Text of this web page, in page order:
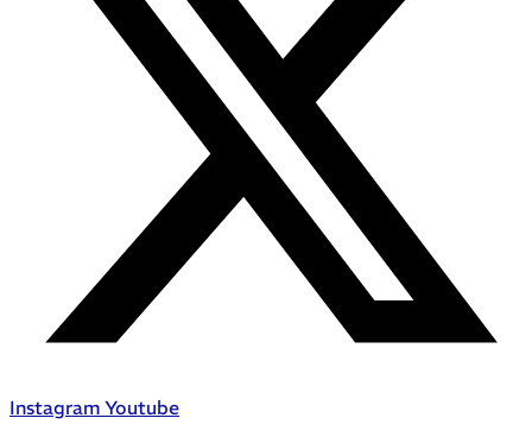
Instagram Youtube